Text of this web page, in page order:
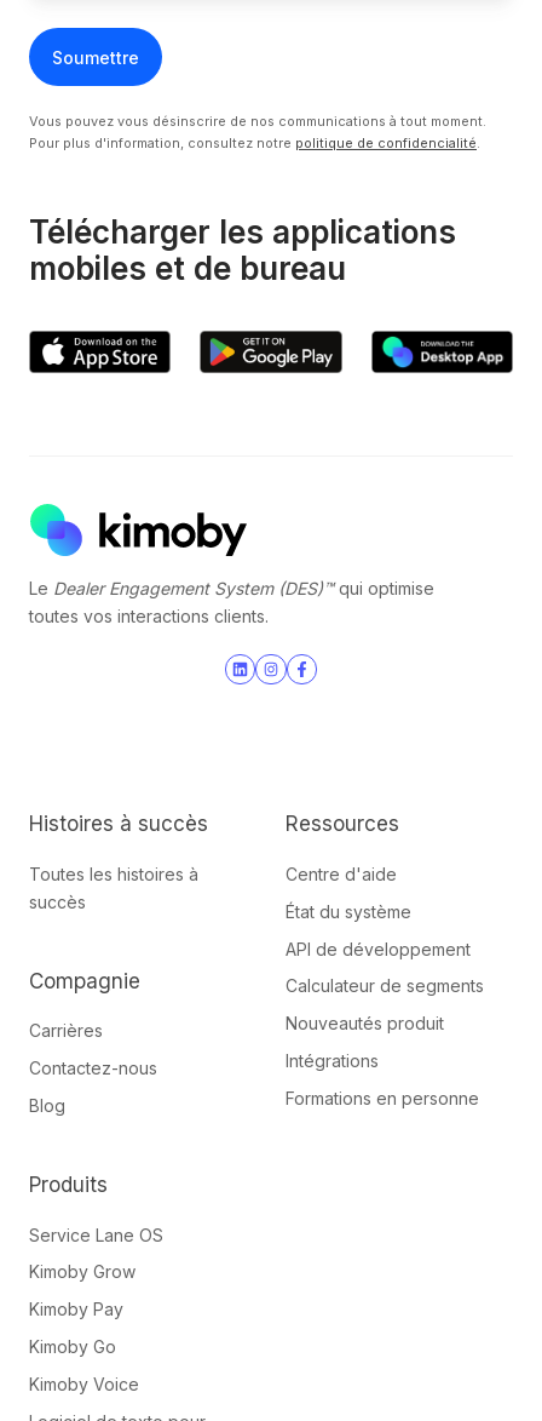
Vous pouvez vous désinscrire de nos communications à tout moment.
Pour plus d'information, consultez notre politique de confidencialité.
Télécharger les applications
mobiles et de bureau
Le Dealer Engagement System (DES)™qui optimise
toutes vos interactions clients.
JoinBrowse
Histoires à succès
Toutes les histoires à
succès
Compagnie
Carrières
Contactez-nous
Blog
Produits
Service Lane OS
Kimoby Grow
Kimoby Pay
Kimoby Go
Kimoby Voice
Ressources
Centre d'aide
État du système
API de développement
Calculateur de segments
Nouveautés produit
Intégrations
Formations en personne